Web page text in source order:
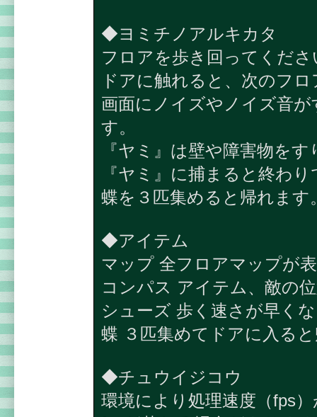
◆ヨミチノアルキカタ
フロアを歩き回ってくださ
ドアに触れると、次のフ
画面にノイズやノイズ音
す。
『ヤミ』は壁や障害物を
『ヤミ』に捕まると終わり
蝶を３匹集めると帰れます
◆アイテム
マップ 全フロアマップが
コンパス アイテム、敵の
シューズ 歩く速さが早く
蝶 ３匹集めてドアに入る
◆チュウイジコウ
環境により処理速度（fps